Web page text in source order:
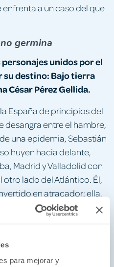
para mejorar y
a un caso del que
germina
unidos por el
su destino: Bajo tierra
César Pérez Gellida.
España de principios del
desangra entre el hambre,
una epidemia, Sebastián
huyen hacia delante,
Madrid y Valladolid con
otro lado del Atlántico. Él,
en atracador; ella,
y la ambición.
marcada por la sed de